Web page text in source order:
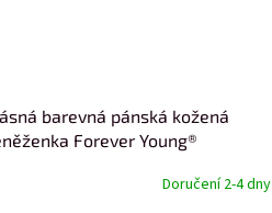
barevná pánská kožená
Forever Young®
Doručení 2-4 dny